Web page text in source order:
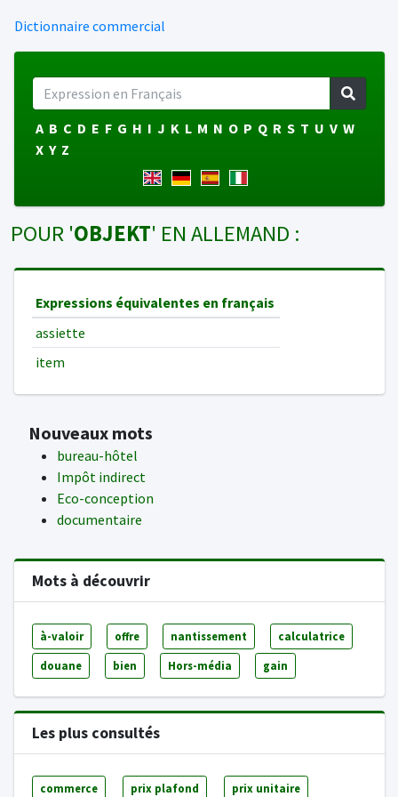
Dictionnaire commercial
A B C D E F G H I J K L M N O P Q R S T U V W
X Y Z
POUR 'OBJEKT' EN ALLEMAND :
Expressions équivalentes en français
assiette
item
Nouveaux mots
bureau-hôtel
Impôt indirect
Eco-conception
documentaire
Mots à découvrir
à-valoir offre nantissement calculatrice
douane bien Hors-média gain
Les plus consultés
commerce prix plafond prix unitaire